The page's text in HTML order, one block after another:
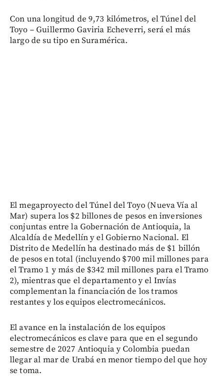
Con una longitud de 9,73 kilómetros, el Túnel del
Toyo – Guillermo Gaviria Echeverri, será el más
largo de su tipo en Suramérica.
El megaproyecto del Túnel del Toyo (Nueva Vía al
Mar) supera los $2 billones de pesos en inversiones
conjuntas entre la Gobernación de Antioquia, la
Alcaldía de Medellín y el Gobierno Nacional. El
Distrito de Medellín ha destinado más de $1 billón
de pesos en total (incluyendo $700 mil millones para
el Tramo 1 y más de $342 mil millones para el Tramo
2), mientras que el departamento y el Invías
complementan la financiación de los tramos
restantes y los equipos electromecánicos.
El avance en la instalación de los equipos
electromecánicos es clave para que en el segundo
semestre de 2027 Antioquia y Colombia puedan
llegar al mar de Urabá en menor tiempo del que hoy
se toma.